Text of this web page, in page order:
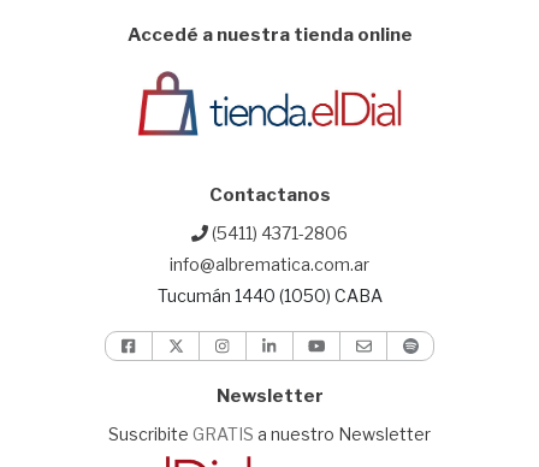
Accedé a nuestra tienda online
Contactanos
(5411) 4371-2806
info@albrematica.com.ar
Tucumán 1440 (1050) CABA
Newsletter
Suscribite GRATIS a nuestro Newsletter